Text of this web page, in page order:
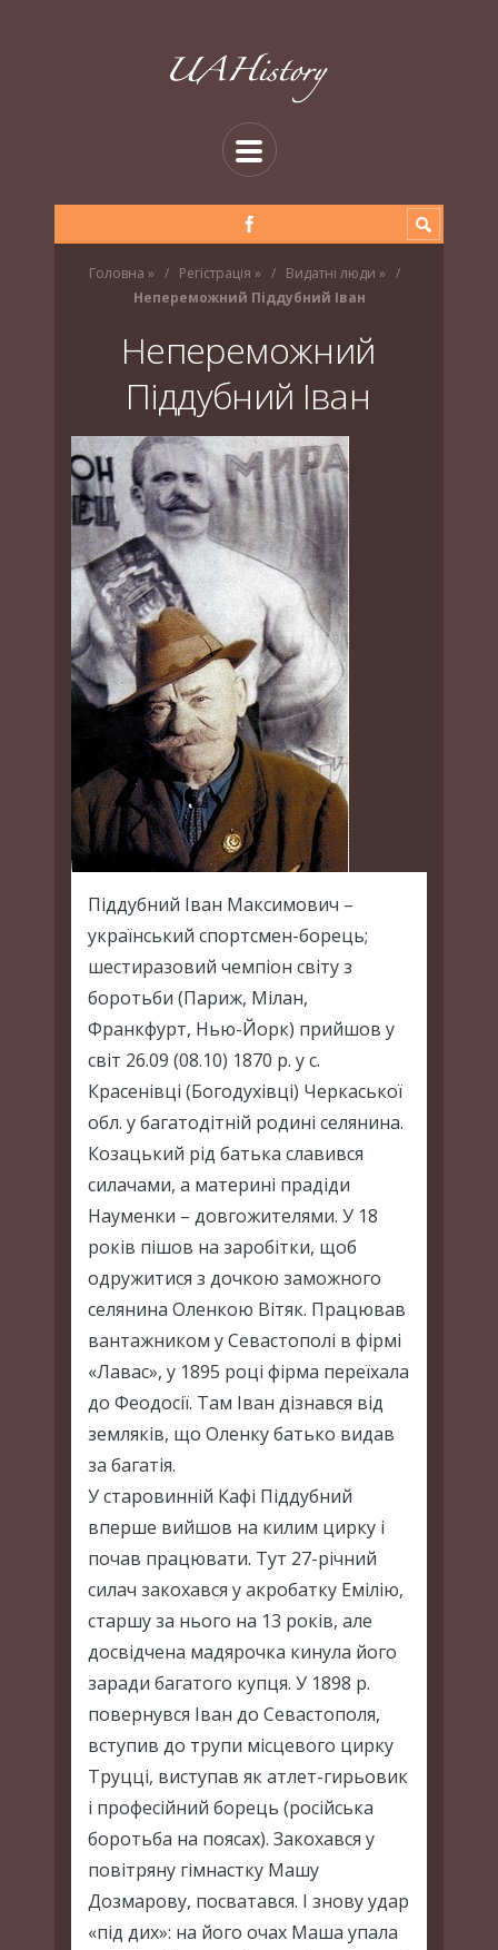
Головна » Регістрація » Видатні люди »
Непереможний Піддубний Іван
Непереможний
Піддубний Іван
Піддубний Іван Максимович –
український спортсмен-борець;
шестиразовий чемпіон світу з
боротьби (Париж, Мілан,
Франкфурт, Нью-Йорк) прийшов у
світ 26.09 (08.10) 1870 р. у с.
Красенівці (Богодухівці) Черкаської
обл. у багатодітній родині селянина.
Козацький рід батька славився
силачами, а материні прадіди
Науменки – довгожителями. У 18
років пішов на заробітки, щоб
одружитися з дочкою заможного
селянина Оленкою Вітяк. Працював
вантажником у Севастополі в фірмі
«Лавас», у 1895 році фірма переїхала
до Феодосії. Там Іван дізнався від
земляків, що Оленку батько видав
за багатія.
У старовинній Кафі Піддубний
вперше вийшов на килим цирку і
почав працювати. Тут 27-річний
силач закохався у акробатку Емілію,
старшу за нього на 13 років, але
досвідчена мадярочка кинула його
заради багатого купця. У 1898 р.
повернувся Іван до Севастополя,
вступив до трупи місцевого цирку
Труцці, виступав як атлет-гирьовик
і професійний борець (російська
боротьба на поясах). Закохався у
повітряну гімнастку Машу
Дозмарову, посватався. І знову удар
«під дих»: на його очах Маша упала